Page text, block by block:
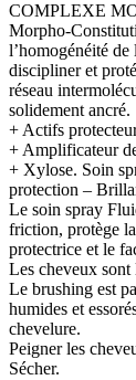
COMPLEXE
Morpho-
l’homogénéité
discipliner et
réseau
solidement ancré.
+ Actifs
+ Amplificateur
+ Xylose. Soin
protection –
Le soin spray
friction, protège
protectrice et le
Les cheveux sont
Le brushing est
humides et
chevelure.
Peigner les
Sécher.